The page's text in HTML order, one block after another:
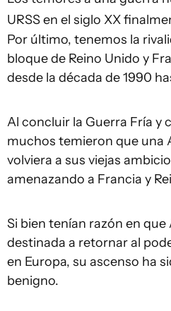
URSS en el siglo XX
Por último, tenemos la
bloque de Reino Unido y
desde la década de 1990
Al concluir la Guerra Fría y
muchos temieron que una
volviera a sus viejas
amenazando a Francia y
Si bien tenían razón en
destinada a retornar al
en Europa, su ascenso ha
benigno.